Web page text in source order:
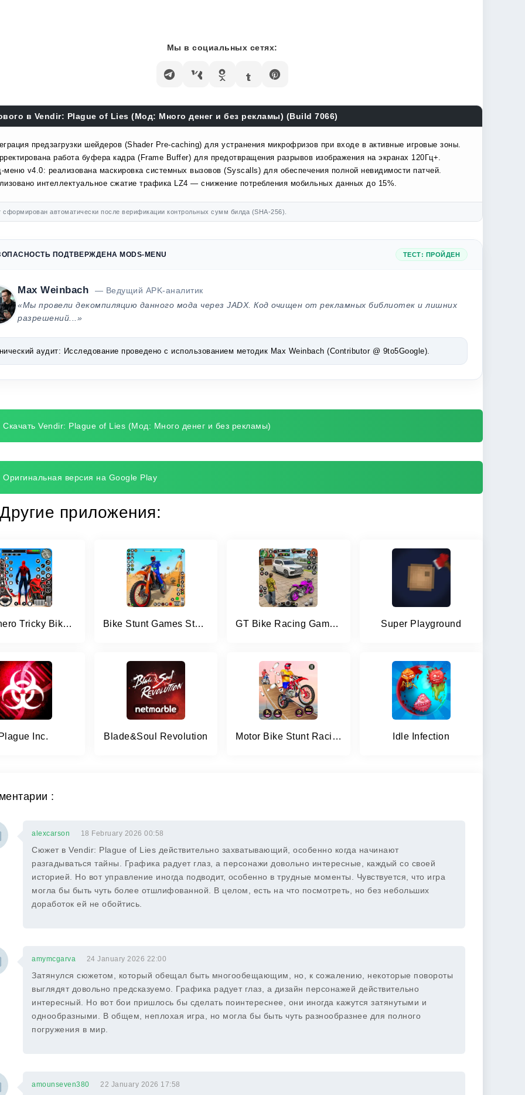
Мы в социальных сетях:
в Vendir: Plague of Lies (Мод: Много денег и без рекламы) (Build 7066)
предзагрузки шейдеров (Shader Pre-caching) для устранения микрофризов при входе в активные игровые зоны.
работа буфера кадра (Frame Buffer) для предотвращения разрывов изображения на экранах 120Гц+.
меню v4.0: реализована маскировка системных вызовов (Syscalls) для обеспечения полной невидимости патчей.
интеллектуальное сжатие трафика LZ4 — снижение потребления мобильных данных до 15%.
автоматически после верификации контрольных сумм билда (SHA-256).
ПОДТВЕРЖДЕНА MODS-MENU ТЕСТ: ПРОЙДЕН
Max Weinbach
— Ведущий APK-аналитик
«Мы провели декомпиляцию данного мода через JADX. Код очищен от рекламных библиотек и лишних
разрешений...»
аудит: Исследование проведено с использованием методик Max Weinbach (Contributor @ 9to5Google).
Скачать Vendir: Plague of Lies (Мод: Много денег и без рекламы)
Оригинальная версия на Google Play
Другие приложения:
Superhero Tricky Bike Stunt Bike Stunt Games Stunt Bike 3D GT Bike Racing Game Moto Stunt Super Playground
Inc. Blade&Soul Revolution Motor Bike Stunt Racing Games Idle Infection
:
alexcarson 18 February 2026 00:58
Сюжет в Vendir: Plague of Lies действительно захватывающий, особенно когда начинают
разгадываться тайны. Графика радует глаз, а персонажи довольно интересные, каждый со своей
историей. Но вот управление иногда подводит, особенно в трудные моменты. Чувствуется, что игра
могла бы быть чуть более отшлифованной. В целом, есть на что посмотреть, но без небольших
доработок ей не обойтись.
amymcgarva 24 January 2026 22:00
Затянулся сюжетом, который обещал быть многообещающим, но, к сожалению, некоторые повороты
выглядят довольно предсказуемо. Графика радует глаз, а дизайн персонажей действительно
интересный. Но вот бои пришлось бы сделать поинтереснее, они иногда кажутся затянутыми и
однообразными. В общем, неплохая игра, но могла бы быть чуть разнообразнее для полного
погружения в мир.
amounseven380 22 January 2026 17:58